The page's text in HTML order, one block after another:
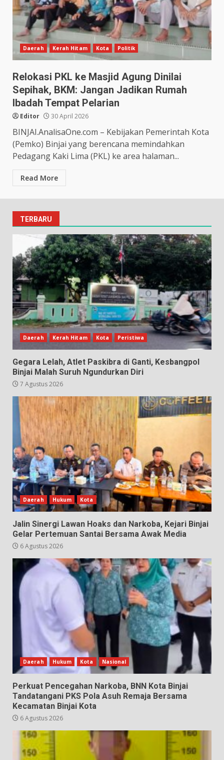
Daerah Kerah Hitam Kota Politik
Relokasi PKL ke Masjid Agung Dinilai
Sepihak, BKM: Jangan Jadikan Rumah
Ibadah Tempat Pelarian
Editor 30 April 2026
BINJAI.AnalisaOne.com – Kebijakan Pemerintah Kota
(Pemko) Binjai yang berencana memindahkan
Pedagang Kaki Lima (PKL) ke area halaman...
Read More
TERBARU
Daerah Kerah Hitam Kota Peristiwa
Gegara Lelah, Atlet Paskibra di Ganti, Kesbangpol
Binjai Malah Suruh Ngundurkan Diri
7 Agustus 2026
Daerah Hukum Kota
Jalin Sinergi Lawan Hoaks dan Narkoba, Kejari Binjai
Gelar Pertemuan Santai Bersama Awak Media
6 Agustus 2026
Daerah Hukum Kota Nasional
Perkuat Pencegahan Narkoba, BNN Kota Binjai
Tandatangani PKS Pola Asuh Remaja Bersama
Kecamatan Binjai Kota
6 Agustus 2026